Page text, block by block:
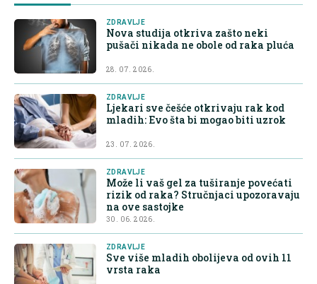
ZDRAVLJE
Nova studija otkriva zašto neki
pušači nikada ne obole od raka pluća
28. 07. 2026.
ZDRAVLJE
Ljekari sve češće otkrivaju rak kod
mladih: Evo šta bi mogao biti uzrok
23. 07. 2026.
ZDRAVLJE
Može li vaš gel za tuširanje povećati
rizik od raka? Stručnjaci upozoravaju
na ove sastojke
30. 06. 2026.
ZDRAVLJE
Sve više mladih obolijeva od ovih 11
vrsta raka